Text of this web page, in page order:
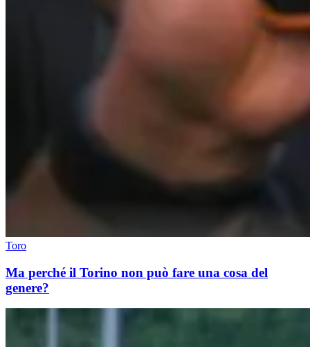
Toro
Ma perché il Torino non può fare una cosa del
genere?